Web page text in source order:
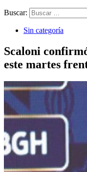
Buscar:
Sin categoría
Scaloni
este martes